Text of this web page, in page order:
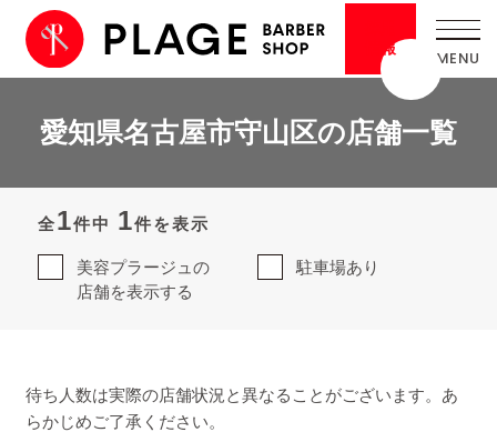
情報
愛知県名古屋市守山区の店舗一覧
全1件中 1件を表示
美容プラージュの
店舗を表示する
駐車場あり
待ち人数は実際の店舗状況と異なることがございます。あ
らかじめご了承ください。